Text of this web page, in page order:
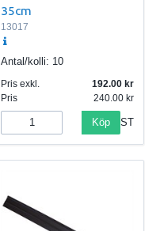
35cm
13017
Antal/kolli: 10
Pris exkl.
192.00
Pris
240.00
Köp ST